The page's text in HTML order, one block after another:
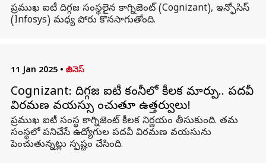
ప్రముఖ ఐటీ దిగ్గజ సంస్థలైన కాగ్నిజెంట్ (Cognizant), ఇన్ఫోసిస్
(Infosys) మధ్య పోరు కొనసాగుతోంది.
11 Jan 2025 • బిజినెస్
Cognizant: దిగ్గజ ఐటీ కంపెనీలో కీలక మార్పు.. పదవీ
విరమణ వయస్సు పెంచుతూ ఉత్తర్వులు!
ప్రముఖ ఐటీ సంస్థ కాగ్నిజెంట్‌ కీలక నిర్ణయం తీసుకుంది. తమ
సంస్థలో పనిచేసే ఉద్యోగుల పదవీ విరమణ వయసును
పెంచుతున్నట్లు స్పష్టం చేసింది.